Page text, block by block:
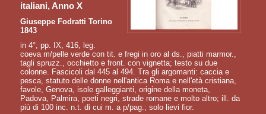
italiani, Anno X
Giuseppe Fodratti Torino
1843
in 4°, pp. IX, 416, leg.
coeva m/pelle verde con tit. e fregi in oro al ds., piatti marmor.,
tagli spruzz., occhietto e front. con vignetta; testo su due
colonne. Fascicoli dal 445 al 494. Tra gli argomanti: caccia e
pesca, statuto delle donne nell'antica Roma e nell'età cristiana,
favole, Genova, isole galleggianti, origine della moneta,
Padova, Palmira, poeti negri, strade romane e molto altro; ill. da
più di 100 inc. n.t. di cui m. a p/pag.; solo lievi fior.